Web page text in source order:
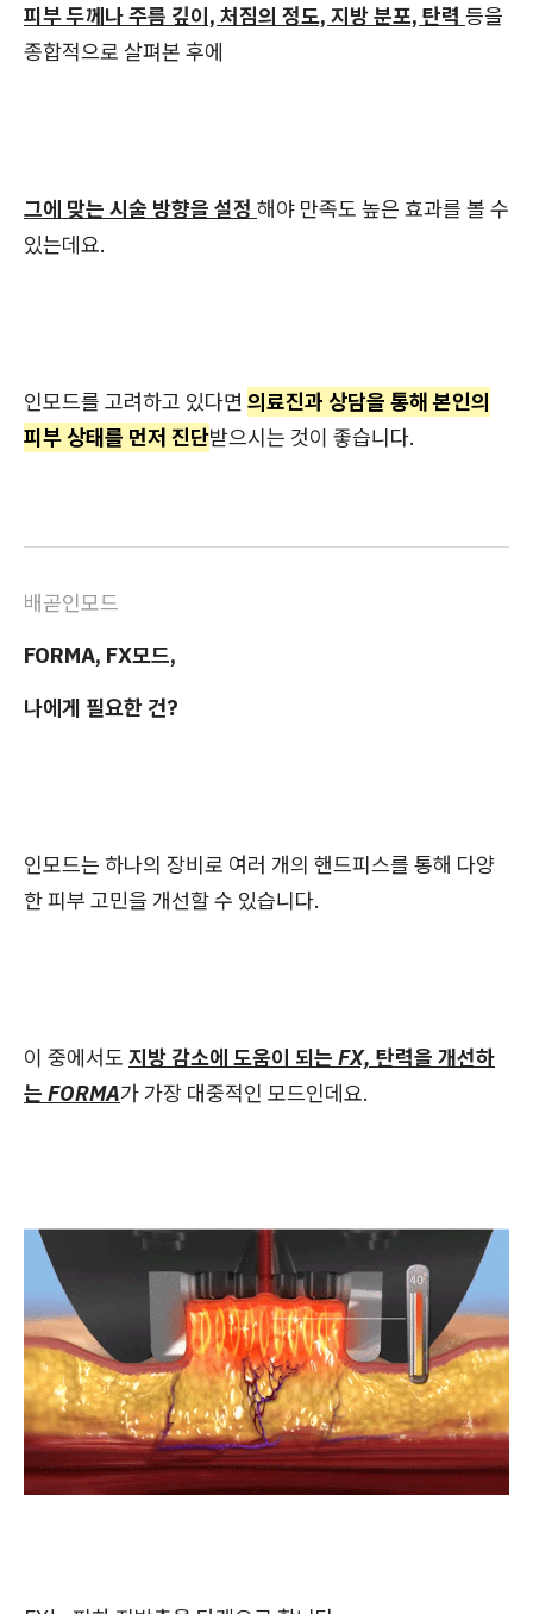
피부 두께나 주름 깊이, 처짐의 정도, 지방 분포, 탄력 등을
종합적으로 살펴본 후에
그에 맞는 시술 방향을 설정 해야 만족도 높은 효과를 볼 수
있는데요.
인모드를 고려하고 있다면 의료진과 상담을 통해 본인의
피부 상태를 먼저 진단받으시는 것이 좋습니다.
배곧인모드
FORMA, FX모드,
나에게 필요한 건?
인모드는 하나의 장비로 여러 개의 핸드피스를 통해 다양
한 피부 고민을 개선할 수 있습니다.
이 중에서도 지방 감소에 도움이 되는 FX, 탄력을 개선하
는 FORMA가 가장 대중적인 모드인데요.